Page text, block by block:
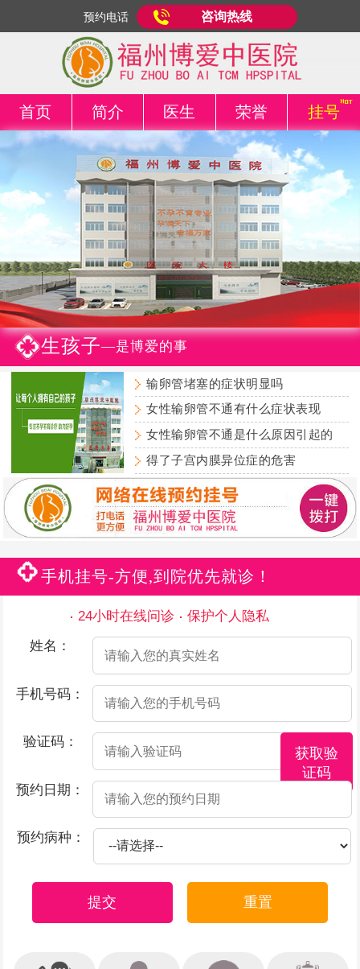
预约电话 咨询热线
首页 简介 医生 荣誉 挂号
生孩子—是博爱的事
输卵管堵塞的症状明显吗
女性输卵管不通有什么症状表现
女性输卵管不通是什么原因引起的
得了子宫内膜异位症的危害
手机挂号-方便,到院优先就诊！
24小时在线问诊
保护个人隐私
姓名：
手机号码：
验证码：
获取验
证码
预约日期：
预约病种：
提交 重置